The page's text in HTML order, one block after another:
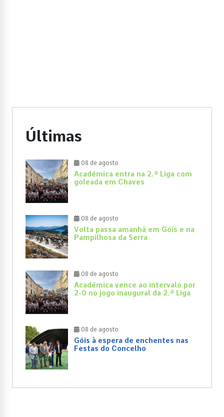
Últimas
08 de agosto
Académica entra na 2.ª Liga com
goleada em Chaves
08 de agosto
Volta passa amanhã em Góis e na
Pampilhosa da Serra
08 de agosto
Académica vence ao intervalo por
2-0 no jogo inaugural da 2.ª Liga
08 de agosto
Góis à espera de enchentes nas
Festas do Concelho